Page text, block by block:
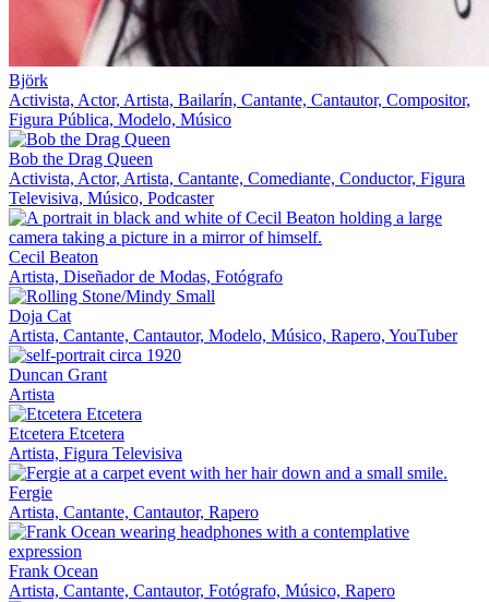
Björk
Activista, Actor, Artista, Bailarín, Cantante, Cantautor, Compositor,
Figura Pública, Modelo, Músico
Bob the Drag Queen
Activista, Actor, Artista, Cantante, Comediante, Conductor, Figura
Televisiva, Músico, Podcaster
Cecil Beaton
Artista, Diseñador de Modas, Fotógrafo
Doja Cat
Artista, Cantante, Cantautor, Modelo, Músico, Rapero, YouTuber
Duncan Grant
Artista
Etcetera Etcetera
Artista, Figura Televisiva
Fergie
Artista, Cantante, Cantautor, Rapero
Frank Ocean
Artista, Cantante, Cantautor, Fotógrafo, Músico, Rapero